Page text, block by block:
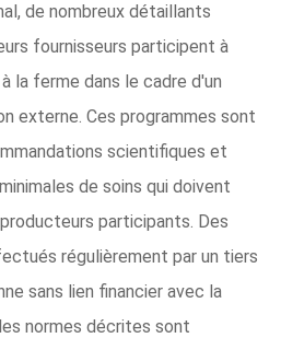
de nombreux détaillants
fournisseurs participent à
la ferme dans le cadre d'un
externe. Ces programmes sont
scientifiques et
de soins qui doivent
participants. Des
régulièrement par un tiers
sans lien financier avec la
normes décrites sont